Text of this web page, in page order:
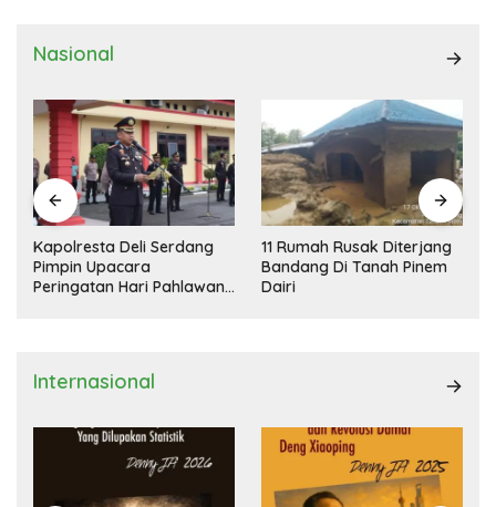
Nasional
Kapolresta Deli Serdang
Pimpin Upacara
Peringatan Hari Pahlawan
11 Rumah Rusak Diterjang
Bandang Di Tanah Pinem
Dairi
Internasional